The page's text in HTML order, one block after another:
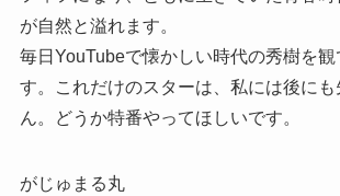
が自然と溢れます。
毎日YouTubeで懐かしい時代の秀樹を観
す。これだけのスターは、私には後に
ん。どうか特番やってほしいです。
がじゅまる丸